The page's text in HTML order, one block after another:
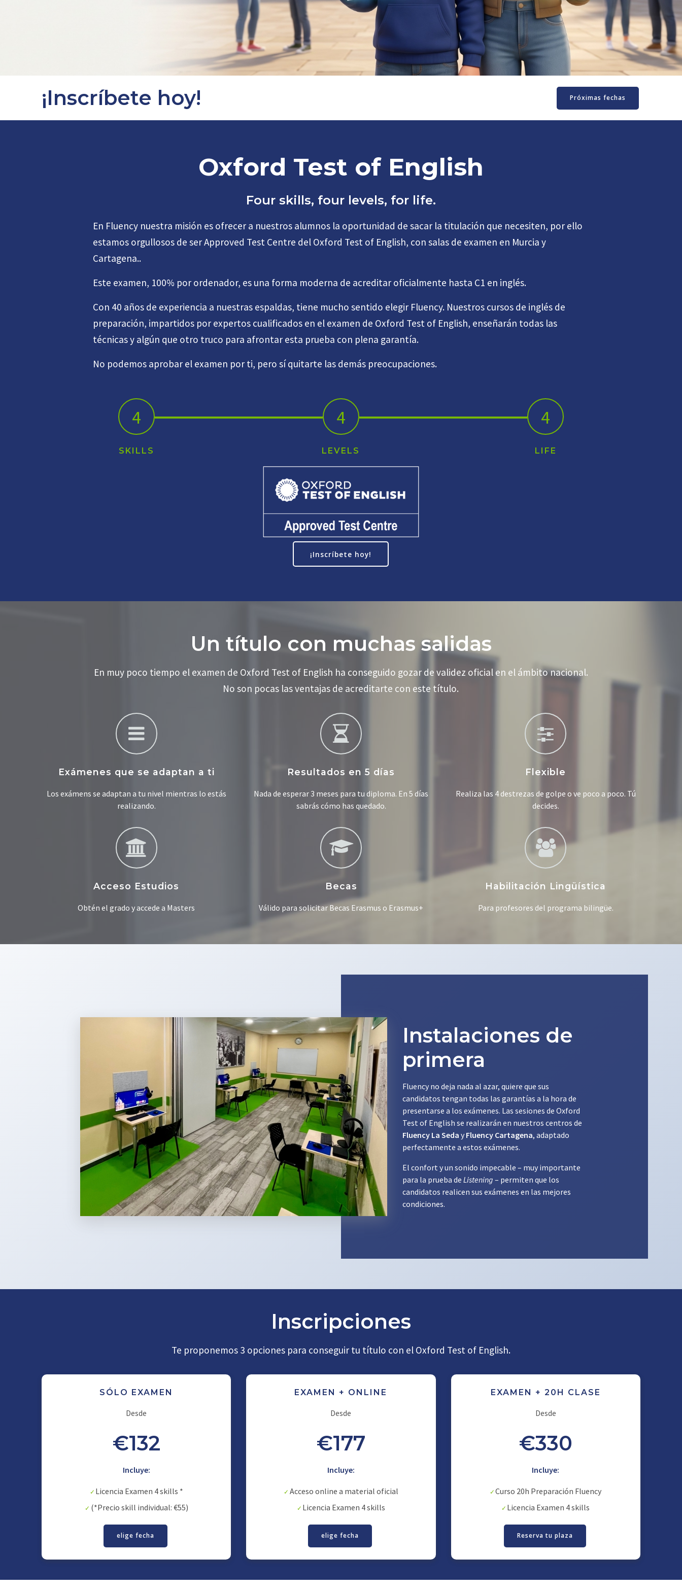
¡Inscríbete hoy! Próximas fechas
Oxford Test of English
Four skills, four levels, for life.
En Fluency nuestra misión es ofrecer a nuestros alumnos la oportunidad de sacar la titulación que necesiten, por ello
estamos orgullosos de ser Approved Test Centre del Oxford Test of English, con salas de examen en Murcia y
Cartagena..
Este examen, 100% por ordenador, es una forma moderna de acreditar oficialmente hasta C1 en inglés.
Con 40 años de experiencia a nuestras espaldas, tiene mucho sentido elegir Fluency. Nuestros cursos de inglés de
preparación, impartidos por expertos cualificados en el examen de Oxford Test of English, enseñarán todas las
técnicas y algún que otro truco para afrontar esta prueba con plena garantía.
No podemos aprobar el examen por ti, pero sí quitarte las demás preocupaciones.
4
SKILLS
4
LEVELS
¡Inscríbete hoy!
4
LIFE
Un título con muchas salidas
En muy poco tiempo el examen de Oxford Test of English ha conseguido gozar de validez oficial en el ámbito nacional.
No son pocas las ventajas de acreditarte con este título.
Exámenes que se adaptan a ti
Los exámens se adaptan a tu nivel mientras lo estás
realizando.
Resultados en 5 días
Nada de esperar 3 meses para tu diploma. En 5 días
sabrás cómo has quedado.
Flexible
Realiza las 4 destrezas de golpe o ve poco a poco. Tú
decides.
Acceso Estudios
Obtén el grado y accede a Masters
Becas
Válido para solicitar Becas Erasmus o Erasmus+
Habilitación Lingüística
Para profesores del programa bilingüe.
Instalaciones de
primera
Fluency no deja nada al azar, quiere que sus
candidatos tengan todas las garantías a la hora de
presentarse a los exámenes. Las sesiones de Oxford
Test of English se realizarán en nuestros centros de
Fluency La Seda yFluency Cartagena, adaptado
perfectamente a estos exámenes.
El confort y un sonido impecable – muy importante
para la prueba de Listening – permiten que los
candidatos realicen sus exámenes en las mejores
condiciones.
Inscripciones
Te proponemos 3 opciones para conseguir tu título con el Oxford Test of English.
SÓLO EXAMEN
Desde
€132
Incluye:
Licencia Examen 4 skills *
(*Precio skill individual: €55)
elige fecha
EXAMEN + ONLINE
Desde
€177
Incluye:
Acceso online a material oficial
Licencia Examen 4 skills
elige fecha
EXAMEN + 20H CLASE
Desde
€330
Incluye:
Curso 20h Preparación Fluency
Licencia Examen 4 skills
Reserva tu plaza